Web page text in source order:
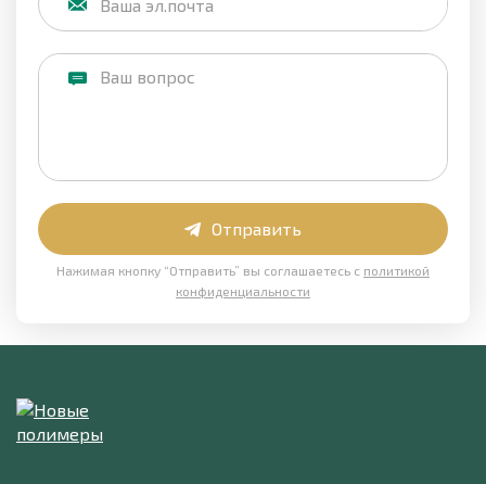
Отправить
Нажимая кнопку “Отправить” вы соглашаетесь с политикой
конфиденциальности